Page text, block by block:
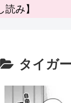
読み】
タイガー